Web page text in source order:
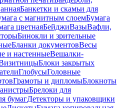
Банкетки и скамьи для
с магнитным слоемБумага
цветнаяБейджиВазыВафли,
Бинокли и зрительные
Бланки документовВесы
и настенныеВешалки-
Блоки закрытых
ГлобусыГоловные
Грамоты и дипломыБлокноты
Брелоки для
бумагДетекторы и упаковщики